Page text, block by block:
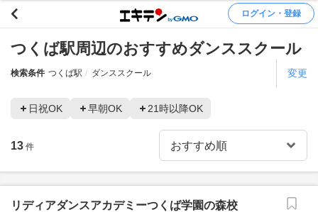
ログイン・登録
つくば駅周辺のおすすめダンススクール
検索条件 つくば駅 ダンススクール 変更
日祝OK 早朝OK 21時以降OK
13 件
リディアダンスアカデミーつくば学園の森校